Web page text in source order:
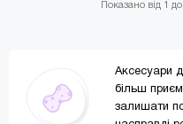
Показано від 1
Аксесуари
більш
залишати